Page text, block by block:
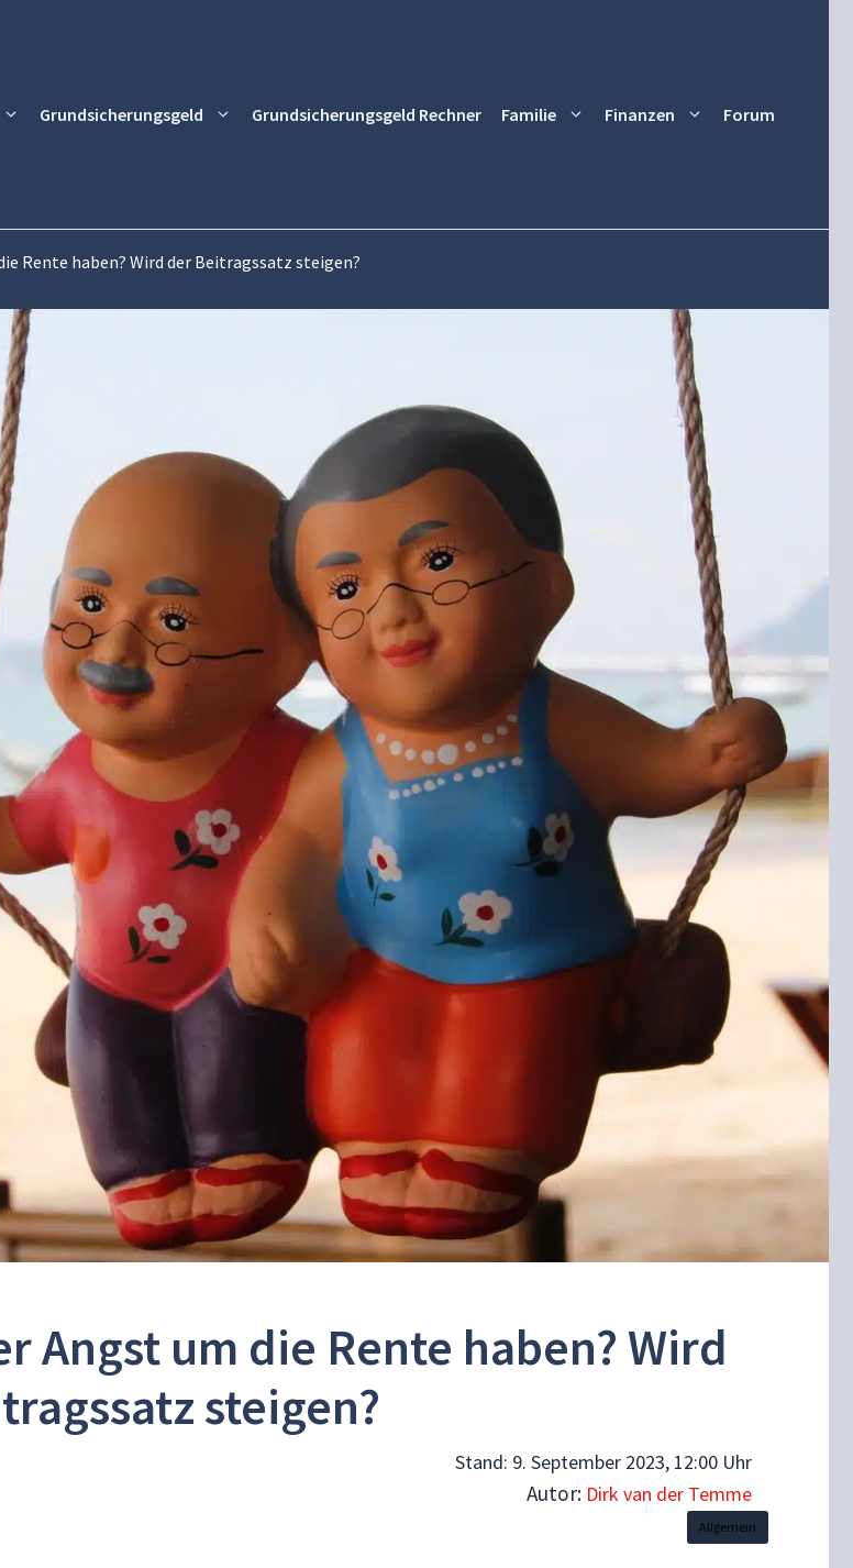
Grundsicherungsgeld Grundsicherungsgeld Rechner Familie Finanzen Forum
Rente haben? Wird der Beitragssatz steigen?
Angst um die Rente haben? Wird
steigen?
Stand: 9. September 2023, 12:00 Uhr
Autor: Dirk van der Temme
Allgemein